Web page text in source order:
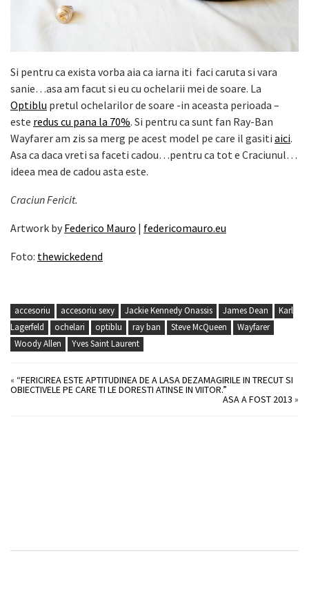
Si pentru ca exista vorba aia ca iarna iti faci caruta si vara
sanie…asa am facut si eu cu ochelarii mei de soare. La
Optiblu pretul ochelarilor de soare -in aceasta perioada –
este redus cu pana la 70%. Si pentru ca sunt fan Ray-Ban
Wayfarer am zis sa merg pe acest model pe care il gasiti aici.
Asa ca daca vreti sa faceti cadou…pentru ca tot e Craciunul…
ideea mea de cadou asta este.
Craciun Fericit.
Artwork by Federico Mauro | federicomauro.eu
Foto: thewickedend
accesoriu accesoriu sexy Jackie Kennedy Onassis James Dean
Karl
Lagerfeld
ochelari optiblu ray ban Steve McQueen
Wayfarer
Woody Allen
Yves Saint Laurent
« “FERICIREA ESTE APTITUDINEA DE A LASA DEZAMAGIRILE IN TRECUT SI
OBIECTIVELE PE CARE TI LE DORESTI ATINSE IN VIITOR.”
ASA A FOST 2013 »